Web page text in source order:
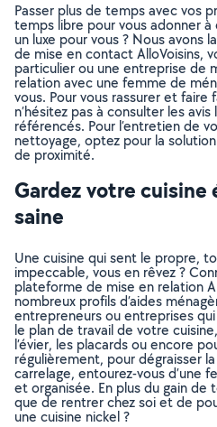
Passer plus de temps avec vos
temps libre pour vous adonner
un luxe pour vous ? Nous avons
de mise en contact AlloVoisins,
particulier ou une entreprise de
relation avec une femme de
vous. Pour vous rassurer et
n’hésitez pas à consulter les
référencés. Pour l’entretien de
nettoyage, optez pour la
de proximité.
Gardez votre
saine
Une cuisine qui sent le propre,
impeccable, vous en rêvez ?
plateforme de mise en relation
nombreux profils d’aides
entrepreneurs ou entreprises
le plan de travail de votre
l’évier, les placards ou encore
régulièrement, pour dégraisser
carrelage, entourez-vous d’une
et organisée. En plus du gain de
que de rentrer chez soi et de
une cuisine nickel ?